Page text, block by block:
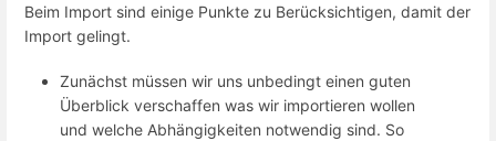
Beim Import sind einige Punkte zu Berücksichtigen, damit der
Import gelingt.
Zunächst müssen wir uns unbedingt einen guten
Überblick verschaffen was wir importieren wollen
und welche Abhängigkeiten notwendig sind. So